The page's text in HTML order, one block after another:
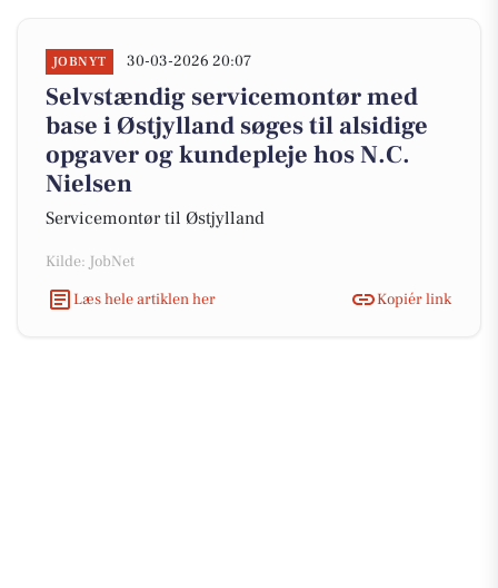
JOBNYT 30-03-2026 20:07
Selvstændig servicemontør med
base i Østjylland søges til alsidige
opgaver og kundepleje hos N.C.
Nielsen
Servicemontør til Østjylland
Kilde: JobNet
Læs hele artiklen her
Kopiér link